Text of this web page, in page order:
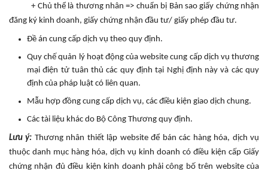
+ Chủ thể là thương nhân => chuẩn bị Bản sao giấy chứng nhận
đăng ký kinh doanh, giấy chứng nhận đầu tư/ giấy phép đầu tư.
Đề án cung cấp dịch vụ theo quy định.
Quy chế quản lý hoạt động của website cung cấp dịch vụ thương
mại điện tử tuân thủ các quy định tại Nghị định này và các quy
định của pháp luật có liên quan.
Mẫu hợp đồng cung cấp dịch vụ, các điều kiện giao dịch chung.
Các tài liệu khác do Bộ Công Thương quy định.
Lưu ý: Thương nhân thiết lập website để bán các hàng hóa, dịch vụ
thuộc danh mục hàng hóa, dịch vụ kinh doanh có điều kiện cấp Giấy
chứng nhận đủ điều kiện kinh doanh phải công bố trên website của